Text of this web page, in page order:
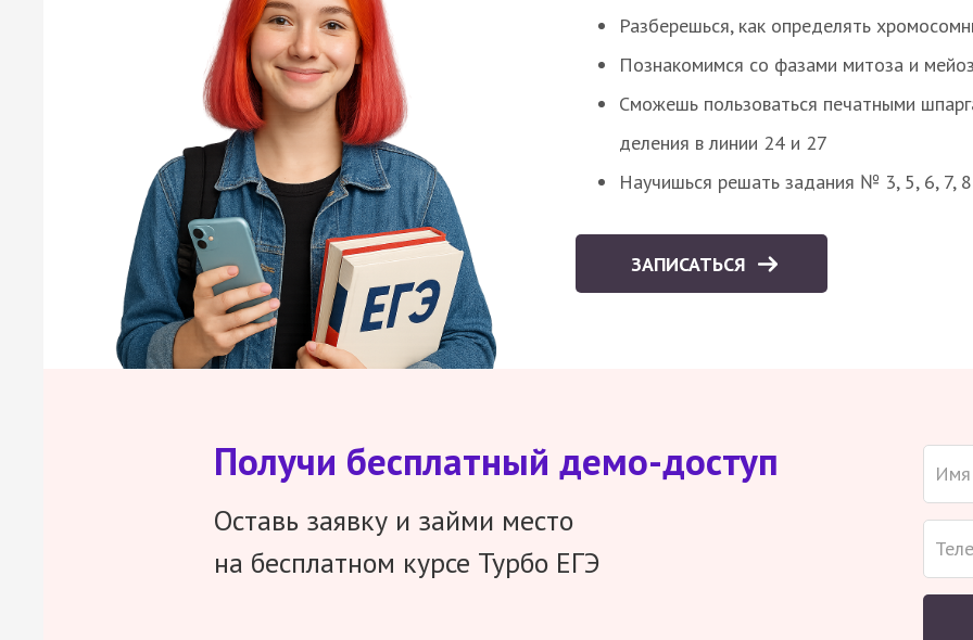
Разберешься, как определять
Познакомимся со фазами митоза и
Сможешь пользоваться печатными
деления в линии 24 и 27
Научишься решать задания № 3, 5, 6, 7,
ЗАПИСАТЬСЯ
Получи бесплатный демо-доступ
Оставь заявку и займи место
на бесплатном курсе Турбо ЕГЭ